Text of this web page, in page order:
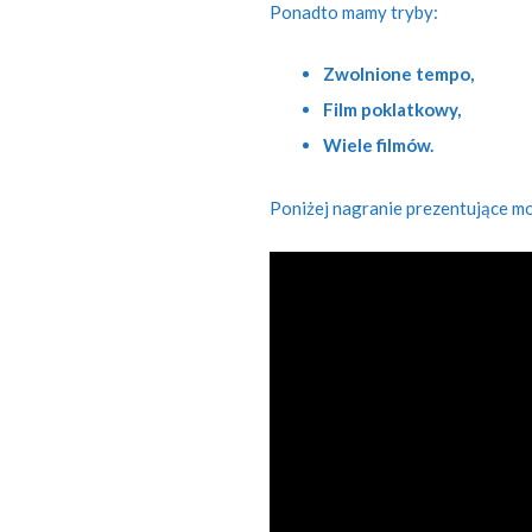
Ponadto mamy tryby:
Zwolnione tempo,
Film poklatkowy,
Wiele filmów.
Poniżej nagranie prezentujące